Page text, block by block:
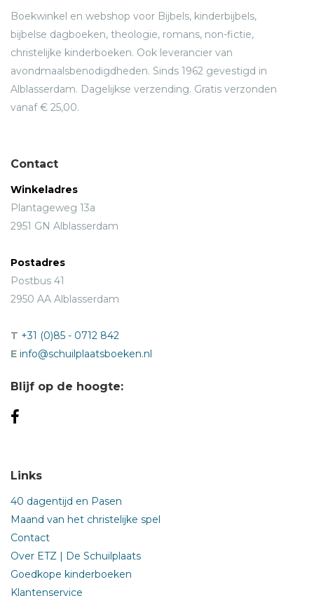
Boekwinkel en webshop voor Bijbels, kinderbijbels,
bijbelse dagboeken, theologie, romans, non-fictie,
christelijke kinderboeken. Ook leverancier van
avondmaalsbenodigdheden. Sinds 1962 gevestigd in
Alblasserdam. Dagelijkse verzending. Gratis verzonden
vanaf € 25,00.
Contact
Winkeladres
Plantageweg 13a
2951 GN Alblasserdam
Postadres
Postbus 41
2950 AA Alblasserdam
T +31 (0)85 - 0712 842
E info@schuilplaatsboeken.nl
Blijf op de hoogte:
Links
40 dagentijd en Pasen
Maand van het christelijke spel
Contact
Over ETZ | De Schuilplaats
Goedkope kinderboeken
Klantenservice